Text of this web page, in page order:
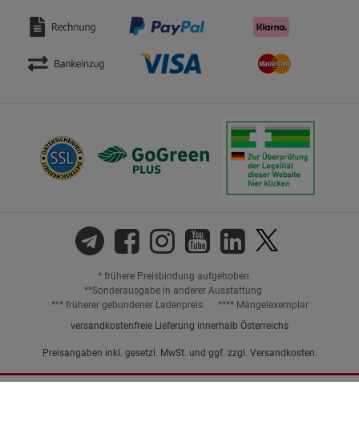
* frühere Preisbindung aufgehoben
**Sonderausgabe in anderer Ausstattung
*** früherer gebundener Ladenpreis
**** Mängelexemplar
versandkostenfreie Lieferung innerhalb Österreichs
Preisangaben inkl. gesetzl. MwSt. und ggf. zzgl. Versandkosten.